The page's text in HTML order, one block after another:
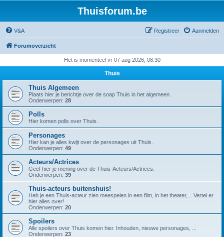
Thuisforum.be
V&A Aanmelden
Registreer
Forumoverzicht
Het is momenteel vr 07 aug 2026, 08:30
Thuis
Thuis Algemeen
Plaats hier je berichtje over de soap Thuis in het algemeen.
Onderwerpen: 28
Polls
Hier komen polls over Thuis.
Personages
Hier kan je alles kwijt over de personages uit Thuis.
Onderwerpen: 49
Acteurs/Actrices
Geef hier je mening over de Thuis-Acteurs/Actrices.
Onderwerpen: 39
Thuis-acteurs buitenshuis!
Heb je een Thuis-acteur zien meespelen in een film, in het theater,... Vertel er
hier alles over!
Onderwerpen: 20
Spoilers
Alle spoilers over Thuis komen hier. Inhouden, nieuwe personages, ...
Onderwerpen: 23